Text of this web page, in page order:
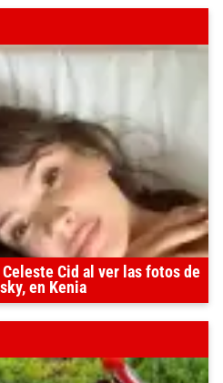
Cid al ver las fotos de
en Kenia